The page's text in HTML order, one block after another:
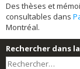
Des thèses et
consultables dans
Montréal.
Rechercher dans